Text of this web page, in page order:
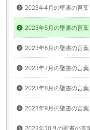
2023年4月の聖書の言葉
2023年5月の聖書の言葉
2023年6月の聖書の言葉
2023年7月の聖書の言葉
2023年8月の聖書の言葉
2023年9月の聖書の言葉
2023年10月の聖書の言